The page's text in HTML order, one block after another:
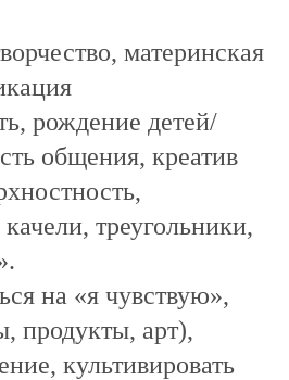
материнская
рождение детей/
общения, креатив
треугольники,
на «я чувствую»,
продукты, арт),
культивировать